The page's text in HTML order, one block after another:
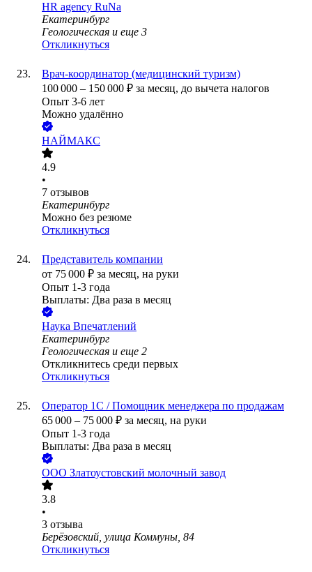
HR agency RuNa
Екатеринбург
Геологическая и еще 3
Откликнуться
Врач-координатор (медицинский туризм)
100 000 – 150 000 ₽ за месяц, до вычета налогов
Опыт 3-6 лет
Можно удалённо
НАЙМАКС
4.9
•
7 отзывов
Екатеринбург
Можно без резюме
Откликнуться
Представитель компании
от 75 000 ₽ за месяц, на руки
Опыт 1-3 года
Выплаты: Два раза в месяц
Наука Впечатлений
Екатеринбург
Геологическая и еще 2
Откликнитесь среди первых
Откликнуться
Оператор 1С / Помощник менеджера по продажам
65 000 – 75 000 ₽ за месяц, на руки
Опыт 1-3 года
Выплаты: Два раза в месяц
ООО Златоустовский молочный завод
3.8
•
3 отзыва
Берёзовский, улица Коммуны, 84
Откликнуться